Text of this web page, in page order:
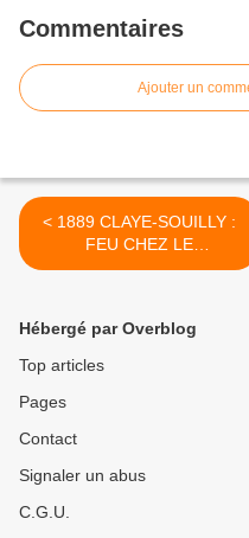
Commentaires
Ajouter un
< 1889 CLAYE-SOUILLY :
FEU CHEZ LE
BOULANGER
Hébergé par Overblog
Top articles
Pages
Contact
Signaler un abus
C.G.U.